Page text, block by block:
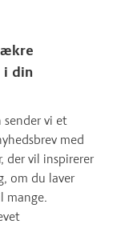
i din
sender vi et
med
der vil inspirerer
om du laver
mange.